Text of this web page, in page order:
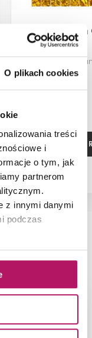
O plikach cookies
treści
i
o tym, jak
partnerom
z innymi danymi
podczas
Dunin
Mozaika
ZOBACZ